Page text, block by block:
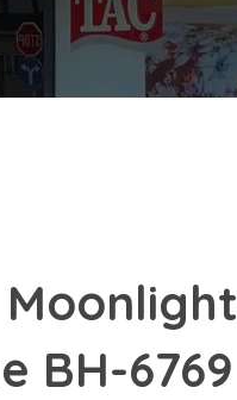
BH-6769